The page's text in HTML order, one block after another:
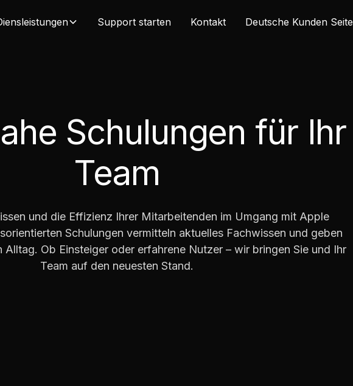
Support starten Kontakt Deutsche Kunden Seite
Schulungen für Ihr
Team
und die Effizienz Ihrer Mitarbeitenden im Umgang mit Apple
Schulungen vermitteln aktuelles Fachwissen und geben
Ob Einsteiger oder erfahrene Nutzer – wir bringen Sie und Ihr
Team auf den neuesten Stand.